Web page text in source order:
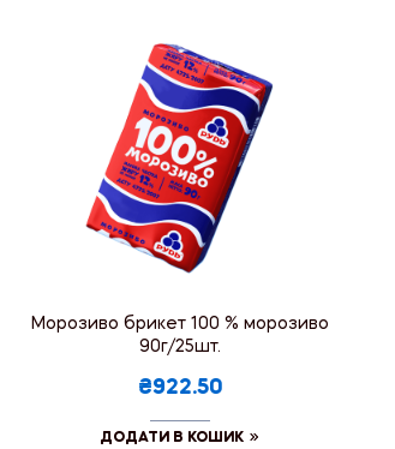
Морозиво брикет 100 % морозиво
90г/25шт.
₴922.50
ДОДАТИ В КОШИК